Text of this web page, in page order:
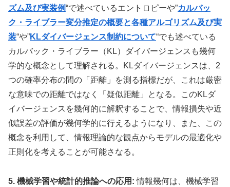
ズム及び実装例“で述べているエントロピーや”カルバッ
ク・ライブラー変分推定の概要と各種アルゴリズム及び実
装“や”KLダイバージェンス制約について“でも述べている
カルバック・ライブラー（KL）ダイバージェンスも幾何
学的な概念として理解される。KLダイバージェンスは、2
つの確率分布の間の「距離」を測る指標だが、これは厳密
な意味での距離ではなく「疑似距離」となる。このKLダ
イバージェンスを幾何的に解釈することで、情報損失や近
似誤差の評価が幾何学的に行えるようになり、また、この
概念を利用して、情報理論的な観点からモデルの最適化や
正則化を考えることが可能さなる。
5. 機械学習や統計的推論への応用: 情報幾何は、機械学習